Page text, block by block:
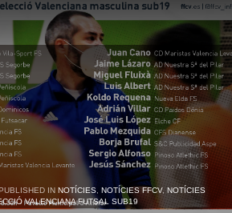
IN NOTÍCIES, NOTÍCIES FFCV, NOTÍCIES
VALENCIANA FUTSAL SUB19